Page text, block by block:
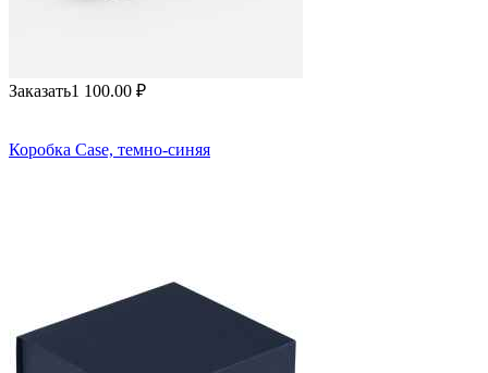
Заказать1 100.00 ₽
Коробка Case, темно-синяя